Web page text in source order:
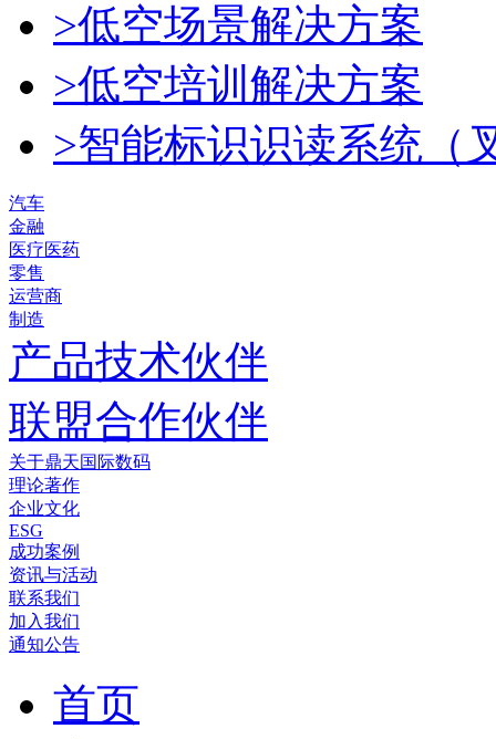
>低空场景解决方案
>低空培训解决方案
>智能标识识读系统（
汽车
金融
医疗医药
零售
运营商
制造
产品技术伙伴
联盟合作伙伴
关于鼎天国际数码
理论著作
企业文化
ESG
成功案例
资讯与活动
联系我们
加入我们
通知公告
首页